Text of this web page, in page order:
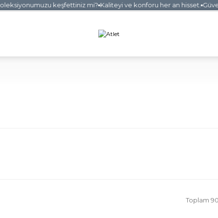
keşfettiniz mi? Kaliteyi ve konforu her an hisset.
Toplam